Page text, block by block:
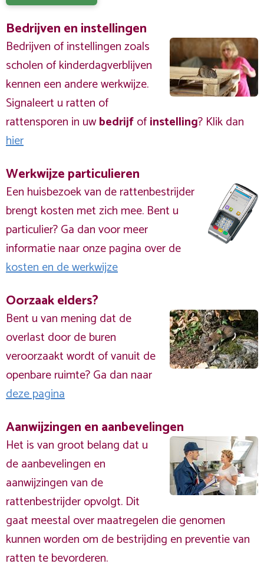
Bedrijven en instellingen
Bedrijven of instellingen zoals
scholen of kinderdagverblijven
kennen een andere werkwijze.
Signaleert u ratten of
rattensporen in uwbedrijfofinstelling? Klik dan
hier
Werkwijze particulieren
Een huisbezoek van de rattenbestrijder
brengt kosten met zich mee. Bent u
particulier? Ga dan voor meer
informatie naar onze pagina over de
kosten en de werkwijze
Oorzaak elders?
Bent u van mening dat de
overlast door de buren
veroorzaakt wordt of vanuit de
openbare ruimte? Ga dan naar
deze pagina
Aanwijzingen en aanbevelingen
Het is van groot belang dat u
de aanbevelingen en
aanwijzingen van de
rattenbestrijder opvolgt. Dit
gaat meestal over maatregelen die genomen
kunnen worden om de bestrijding en preventie van
ratten te bevorderen.